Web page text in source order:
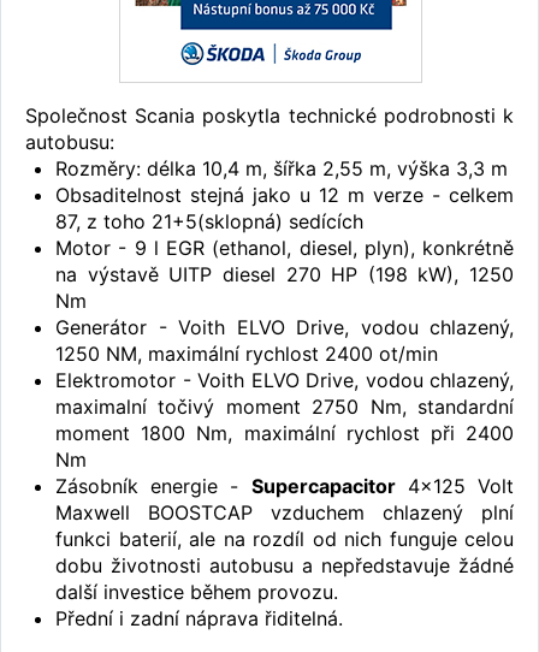
Společnost Scania poskytla technické podrobnosti k
autobusu:
Rozměry: délka 10,4 m, šířka 2,55 m, výška 3,3 m
Obsaditelnost stejná jako u 12 m verze - celkem
87, z toho 21+5(sklopná) sedících
Motor - 9 l EGR (ethanol, diesel, plyn), konkrétně
na výstavě UITP diesel 270 HP (198 kW), 1250
Nm
Generátor - Voith ELVO Drive, vodou chlazený,
1250 NM, maximální rychlost 2400 ot/min
Elektromotor - Voith ELVO Drive, vodou chlazený,
maximalní točivý moment 2750 Nm, standardní
moment 1800 Nm, maximální rychlost při 2400
Nm
Zásobník energie - Supercapacitor4x125 Volt
Maxwell BOOSTCAP vzduchem chlazený plní
funkci baterií, ale na rozdíl od nich funguje celou
dobu životnosti autobusu a nepředstavuje žádné
další investice během provozu.
Přední i zadní náprava řiditelná.